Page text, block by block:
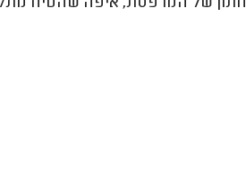
של המרפסת, איפה שהטיח